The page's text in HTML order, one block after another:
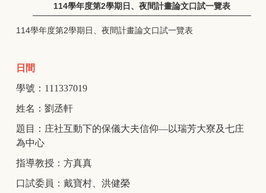
114學年度第2學期日、夜間計畫論文口試一覽表
114學年度第2學期日、夜間計畫論文口試一覽表
日間
學號：111337019
姓名：劉丞軒
題目：庄社互動下的保儀大夫信仰—以瑞芳大寮及七庄
為中心
指導教授：方真真
口試委員：戴寶村、洪健榮